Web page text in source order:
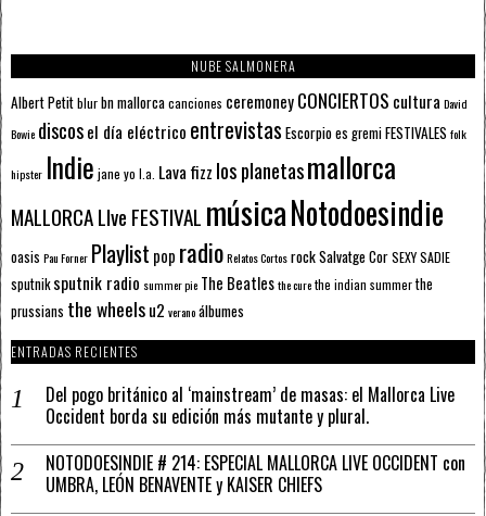
NUBE SALMONERA
Albert Petitblurbn mallorcacanciones ceremoneyCONCIERTOS cultura David
Bowie discosel día eléctrico entrevistas Escorpioes gremiFESTIVALES folk
hipster Indie jane yo l.a. Lava fizz los planetasmallorca
MALLORCA LIve FESTIVAL músicaNotodoesindie
oasis Pau Forner Playlist pop radioRelatos CortosrockSalvatge CorSEXY SADIE
sputnik sputnik radio summer pie The Beatlesthe curethe indian summerthe
prussians the wheelsu2 veranoálbumes
ENTRADAS RECIENTES
Del pogo británico al ‘mainstream’ de masas: el Mallorca Live
Occident borda su edición más mutante y plural.
NOTODOESINDIE # 214: ESPECIAL MALLORCA LIVE OCCIDENT con
UMBRA, LEÓN BENAVENTE y KAISER CHIEFS